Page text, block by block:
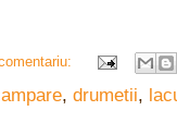
, drumetii,